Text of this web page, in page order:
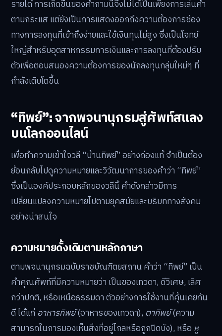
รายได้ การเกิดขึ้นของคำถามนี้จึงไม่ได้เป็นเพียงการเล่นคำ
ตามกระแส แต่ยังเป็นการแสดงออกถึงความต้องการช่อง
ทางการลงทุนที่เข้าถึงง่ายและใช้เงินทุนไม่สูง ซึ่งเป็นโจทย์
ใหญ่สำหรับอุตสาหกรรมการเงินและการลงทุนที่ต้องปรับ
ตัวเพื่อตอบสนองความต้องการของนักลงทุนกลุ่มใหม่ๆ ที่
กำลังเติบโตขึ้น
“ทิพย์”: จากพจนานุกรมสู่ศัพท์สแลง
บนโลกออนไลน์
เพื่อทำความเข้าใจวลี “บ้านทิพย์” อย่างถ่องแท้ จำเป็นต้อง
ย้อนกลับไปดูความหมายและวิวัฒนาการของคำว่า “ทิพย์”
ซึ่งเป็นองค์ประกอบหลักของวลีนี้ คำดังกล่าวมีการ
เปลี่ยนแปลงความหมายไปตามยุคสมัยและบริบททางสังคม
อย่างน่าสนใจ
ความหมายดั้งเดิมตามหลักภาษา
ตามพจนานุกรมฉบับราชบัณฑิตยสถาน คำว่า “ทิพย์” เป็น
คำคุณศัพท์ที่มีความหมายว่า เป็นของเทวดา, ดีวิเศษ, เลิศ
กว่าปกติ, หรือเหนือธรรมดา ตัวอย่างการใช้งานที่คุ้นเคยกัน
ดี ได้แก่ อาหารทิพย์(อาหารของเทวดา), ตาทิพย์(ความ
สามารถในการมองเห็นสิ่งที่อยู่ไกลหรือถูกปิดบัง), หรือ หู